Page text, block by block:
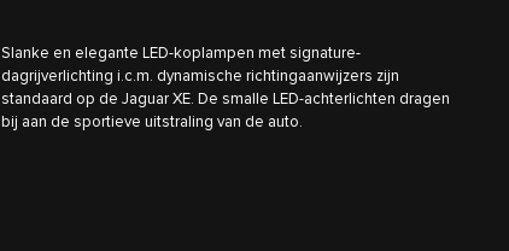
Slanke en elegante LED-koplampen met signature-
dagrijverlichting i.c.m. dynamische richtingaanwijzers zijn
standaard op de Jaguar XE. De smalle LED-achterlichten dragen
bij aan de sportieve uitstraling van de auto.